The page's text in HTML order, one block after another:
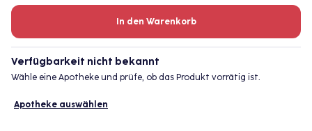
In den Warenkorb
Verfügbarkeit nicht bekannt
Wähle eine Apotheke und prüfe, ob das Produkt vorrätig ist.
Apotheke auswählen